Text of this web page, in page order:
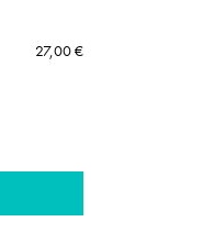
27,00 €